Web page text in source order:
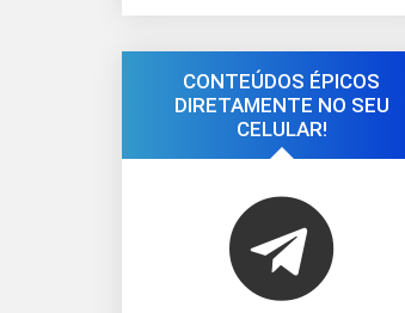
CONTEÚDOS ÉPICOS
DIRETAMENTE NO SEU
CELULAR!